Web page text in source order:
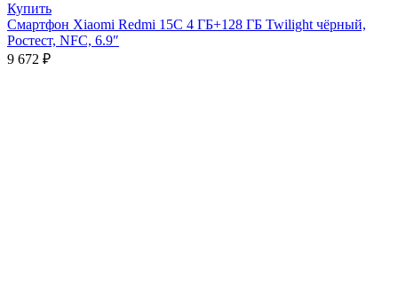
Купить
Смартфон Xiaomi Redmi 15C 4 ГБ+128 ГБ Twilight чёрный,
Ростест, NFC, 6.9″
9 672 ₽